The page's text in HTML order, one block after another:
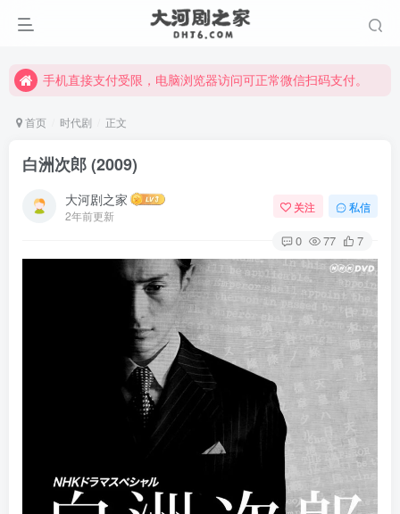
手机直接支付受限，电脑浏览器访问可正常微信扫码支付。
手机直接支付受限，电脑浏览器访问可正常微信扫码支付。
首页 时代剧 正文
白洲次郎 (2009)
大河剧之家
2年前更新
关注 私信
0 77 7